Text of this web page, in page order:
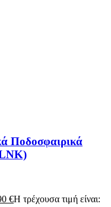
Ποδοσφαιρικά
€Η τρέχουσα τιμή είναι: